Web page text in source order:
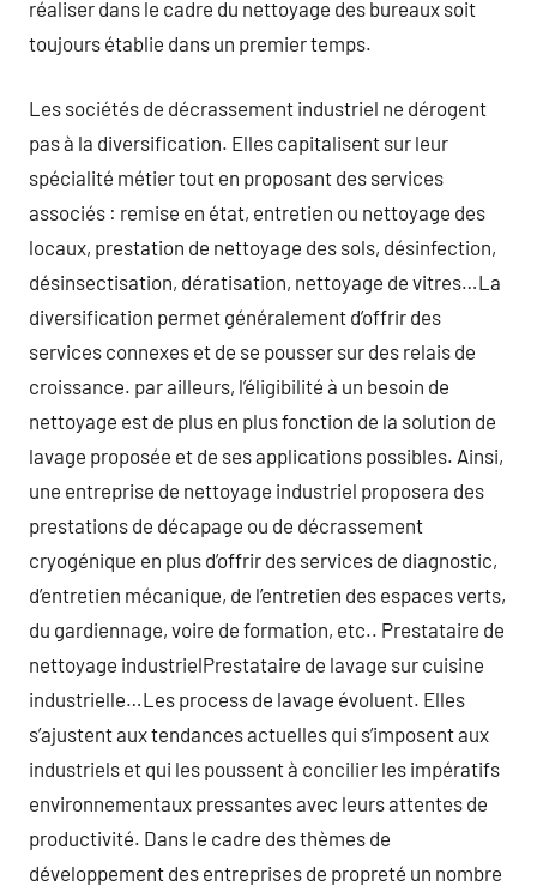
réaliser dans le cadre du nettoyage des bureaux soit
toujours établie dans un premier temps.
Les sociétés de décrassement industriel ne dérogent
pas à la diversification. Elles capitalisent sur leur
spécialité métier tout en proposant des services
associés : remise en état, entretien ou nettoyage des
locaux, prestation de nettoyage des sols, désinfection,
désinsectisation, dératisation, nettoyage de vitres…La
diversification permet généralement d’offrir des
services connexes et de se pousser sur des relais de
croissance. par ailleurs, l’éligibilité à un besoin de
nettoyage est de plus en plus fonction de la solution de
lavage proposée et de ses applications possibles. Ainsi,
une entreprise de nettoyage industriel proposera des
prestations de décapage ou de décrassement
cryogénique en plus d’offrir des services de diagnostic,
d’entretien mécanique, de l’entretien des espaces verts,
du gardiennage, voire de formation, etc.. Prestataire de
nettoyage industrielPrestataire de lavage sur cuisine
industrielle…Les process de lavage évoluent. Elles
s’ajustent aux tendances actuelles qui s’imposent aux
industriels et qui les poussent à concilier les impératifs
environnementaux pressantes avec leurs attentes de
productivité. Dans le cadre des thèmes de
développement des entreprises de propreté un nombre